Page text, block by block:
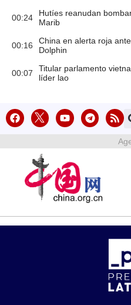
00:24
Hutíes reanudan
Marib
00:16
China en alerta roja
Dolphin
00:07
Titular parlamento
líder lao